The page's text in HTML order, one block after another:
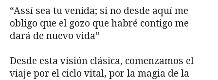
“Assí sea tu venida; si no desde aquí me
obligo que el gozo que habré contigo me
dará de nuevo vida”
Desde esta visión clásica, comenzamos el
viaje por el ciclo vital, por la magia de la